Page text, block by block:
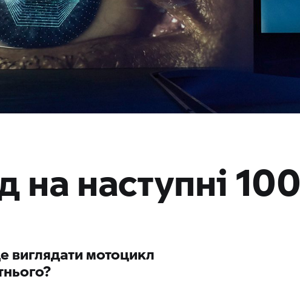
на наступні 100
виглядати мотоцикл